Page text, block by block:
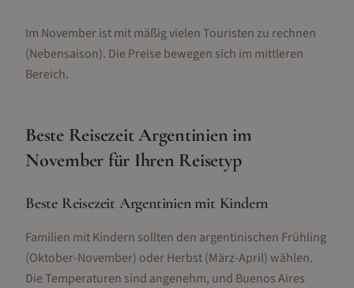
Im November ist mit mäßig vielen Touristen zu rechnen
(Nebensaison). Die Preise bewegen sich im mittleren
Bereich.
Beste ReisezeitArgentinien im
November für Ihren Reisetyp
Beste Reisezeit Argentinien mit Kindern
Familien mit Kindern sollten den argentinischen Frühling
(Oktober-November) oder Herbst (März-April) wählen.
Die Temperaturen sind angenehm, und Buenos Aires